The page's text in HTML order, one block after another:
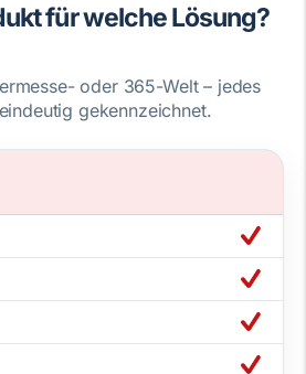
für welche Lösung?
oder 365-Welt – jedes
gekennzeichnet.